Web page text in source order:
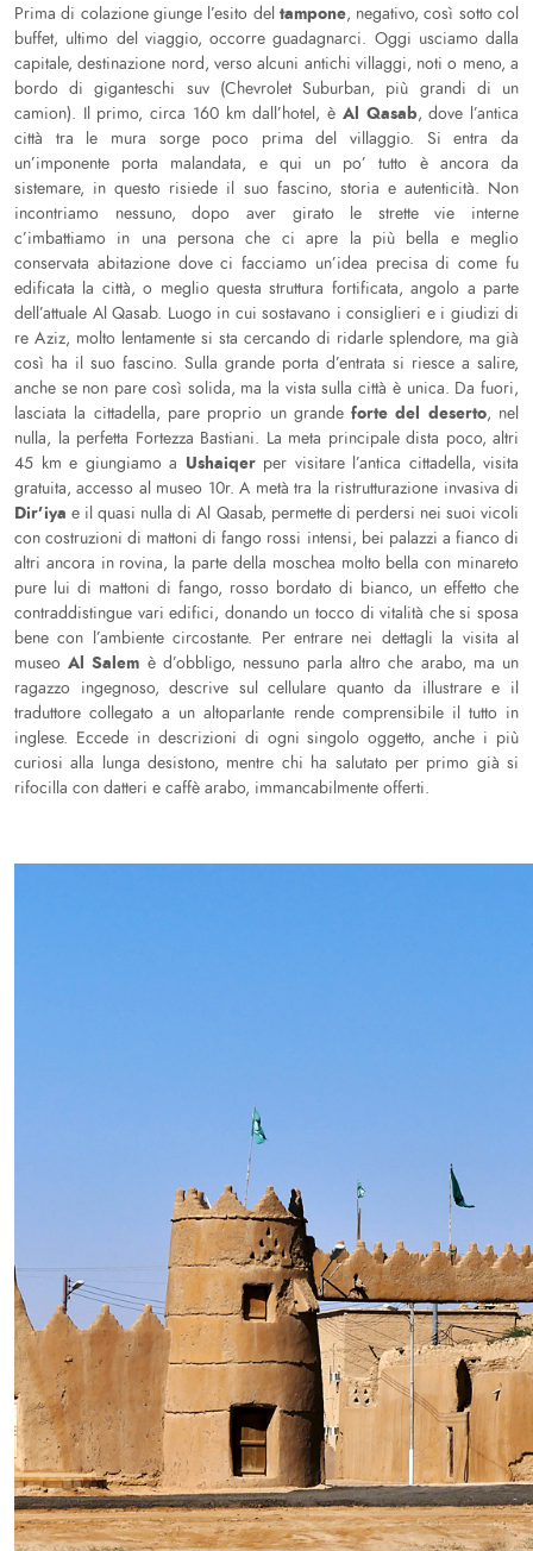
Prima di colazione giunge l’esito del tampone, negativo, così sotto col
buffet, ultimo del viaggio, occorre guadagnarci. Oggi usciamo dalla
capitale, destinazione nord, verso alcuni antichi villaggi, noti o meno, a
bordo di giganteschi suv (Chevrolet Suburban, più grandi di un
camion). Il primo, circa 160 km dall’hotel, è Al Qasab, dove l’antica
città tra le mura sorge poco prima del villaggio. Si entra da
un’imponente porta malandata, e qui un po’ tutto è ancora da
sistemare, in questo risiede il suo fascino, storia e autenticità. Non
incontriamo nessuno, dopo aver girato le strette vie interne
c’imbattiamo in una persona che ci apre la più bella e meglio
conservata abitazione dove ci facciamo un’idea precisa di come fu
edificata la città, o meglio questa struttura fortificata, angolo a parte
dell’attuale Al Qasab. Luogo in cui sostavano i consiglieri e i giudizi di
re Aziz, molto lentamente si sta cercando di ridarle splendore, ma già
così ha il suo fascino. Sulla grande porta d’entrata si riesce a salire,
anche se non pare così solida, ma la vista sulla città è unica. Da fuori,
lasciata la cittadella, pare proprio un grandeforte del deserto, nel
nulla, la perfetta Fortezza Bastiani. La meta principale dista poco, altri
45 km e giungiamo a Ushaiqer per visitare l’antica cittadella, visita
gratuita, accesso al museo 10r. A metà tra la ristrutturazione invasiva di
Dir’iya e il quasi nulla di Al Qasab, permette di perdersi nei suoi vicoli
con costruzioni di mattoni di fango rossi intensi, bei palazzi a fianco di
altri ancora in rovina, la parte della moschea molto bella con minareto
pure lui di mattoni di fango, rosso bordato di bianco, un effetto che
contraddistingue vari edifici, donando un tocco di vitalità che si sposa
bene con l’ambiente circostante. Per entrare nei dettagli la visita al
museoAl Salem è d’obbligo, nessuno parla altro che arabo, ma un
ragazzo ingegnoso, descrive sul cellulare quanto da illustrare e il
traduttore collegato a un altoparlante rende comprensibile il tutto in
inglese. Eccede in descrizioni di ogni singolo oggetto, anche i più
curiosi alla lunga desistono, mentre chi ha salutato per primo già si
rifocilla con datteri e caffè arabo, immancabilmente offerti.